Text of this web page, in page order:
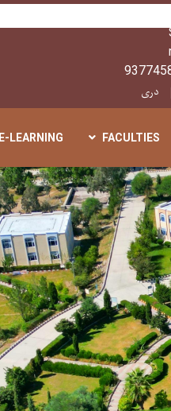
دری
FACULTIES
E-LEARNING